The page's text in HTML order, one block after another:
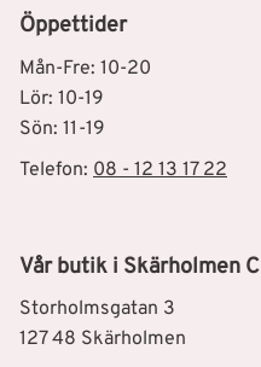
Öppettider
Mån-Fre: 10-20
Lör: 10-19
Sön: 11-19
Telefon: 08 - 12 13 17 22
Vår butik i Skärholmen C
Storholmsgatan 3
127 48 Skärholmen